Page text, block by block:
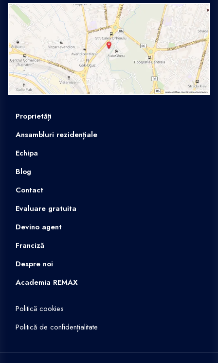
Proprietăți
Ansambluri rezidențiale
Echipa
Blog
Contact
Evaluare gratuita
Devino agent
Franciză
Despre noi
Academia REMAX
Politică cookies
Politică de confidențialitate